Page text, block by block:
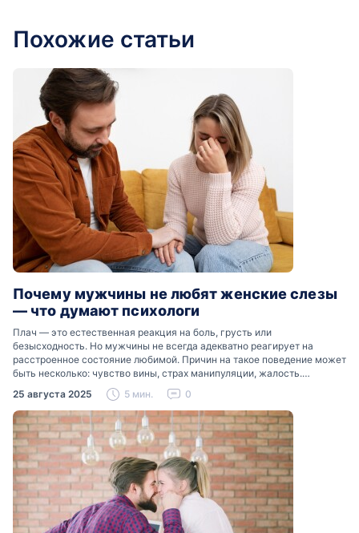
Похожие статьи
Почему мужчины не любят женские слезы
— что думают психологи
Плач — это естественная реакция на боль, грусть или
безысходность. Но мужчины не всегда адекватно реагирует на
расстроенное состояние любимой. Причин на такое поведение может
быть несколько: чувство вины, страх манипуляции, жалость.
Разобраться, почему мужчины боятся женских слез, помогут советы
психологов…
25 августа 2025 5 мин. 0